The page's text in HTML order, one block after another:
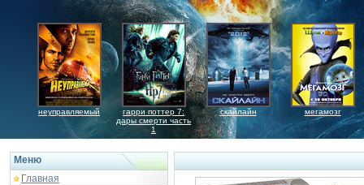
неуправляемый
гарри поттер 7:
дары смерти часть
1
скайлайн мегамозг
Меню
Главная